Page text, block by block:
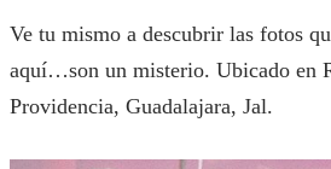
Ve tu mismo a descubrir las fotos
aquí…son un misterio. Ubicado en
Providencia, Guadalajara, Jal.